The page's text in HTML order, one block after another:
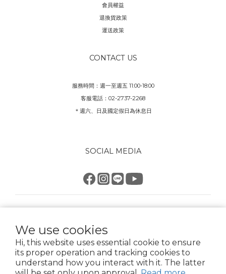
We use cookies
Hi, this website uses essential cookie to ensure
its proper operation and tracking cookies to
understand how you interact with it. The latter
會員權益
退換貨政策
運送政策
CONTACT US
服務時間：週一至週五 11:00-18:00
客服電話：02-2737-2268
＊週六、日及國定假日為休息日
SOCIAL MEDIA
KK good life 好生活 星騏國際有限公司